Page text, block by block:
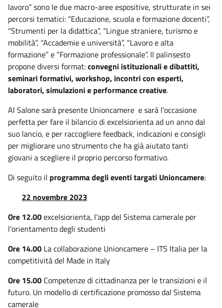
lavoro” sono le due macro-aree espositive, strutturate in sei
percorsi tematici: “Educazione, scuola e formazione docenti”,
“Strumenti per la didattica”, “Lingue straniere, turismo e
mobilità”, “Accademie e università”, “Lavoro e alta
formazione” e “Formazione professionale”. Il palinsesto
propone diversi format:convegni istituzionali e dibattiti,
seminari formativi, workshop, incontri con esperti,
laboratori, simulazioni e performance creative.
Al Salone sarà presente Unioncamere e sarà l’occasione
perfetta per fare il bilancio di excelsiorienta ad un anno dal
suo lancio, e per raccogliere feedback, indicazioni e consigli
per migliorare uno strumento che ha già aiutato tanti
giovani a scegliere il proprio percorso formativo.
Di seguito il programma degli eventi targati Unioncamere:
22 novembre 2023
Ore 12.00excelsiorienta, l’app del Sistema camerale per
l’orientamento degli studenti
Ore 14.00 La collaborazione Unioncamere – ITS Italia per la
competitività del Made in Italy
Ore 15.00 Competenze di cittadinanza per le transizioni e il
futuro. Un modello di certificazione promosso dal Sistema
camerale